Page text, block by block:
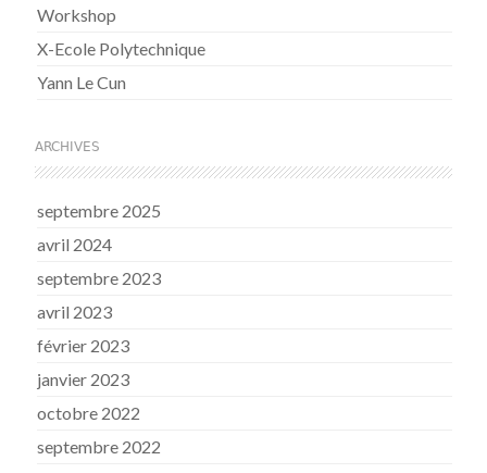
Workshop
X-Ecole Polytechnique
Yann Le Cun
ARCHIVES
septembre 2025
avril 2024
septembre 2023
avril 2023
février 2023
janvier 2023
octobre 2022
septembre 2022